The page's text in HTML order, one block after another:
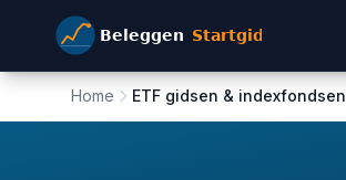
Home ETF gidsen & indexfondsen